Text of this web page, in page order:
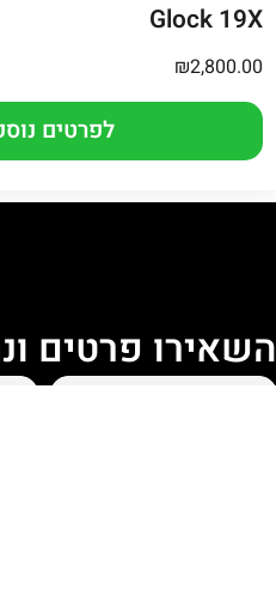
Glock 19X
₪2,800.00
לפרטים
השאירו פרטים